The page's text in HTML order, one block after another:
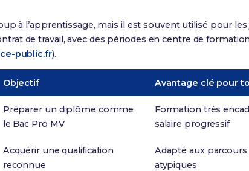
à l’apprentissage, mais il est souvent utilisé pour
de travail, avec des périodes en centre de
public.fr).
Objectif Avantage clé pour
Préparer un diplôme comme
le Bac Pro MV
Formation très
salaire progressif
Acquérir une qualification
reconnue
Adapté aux
atypiques